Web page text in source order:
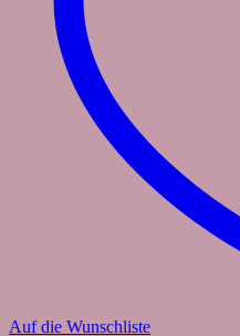
Auf die Wunschliste